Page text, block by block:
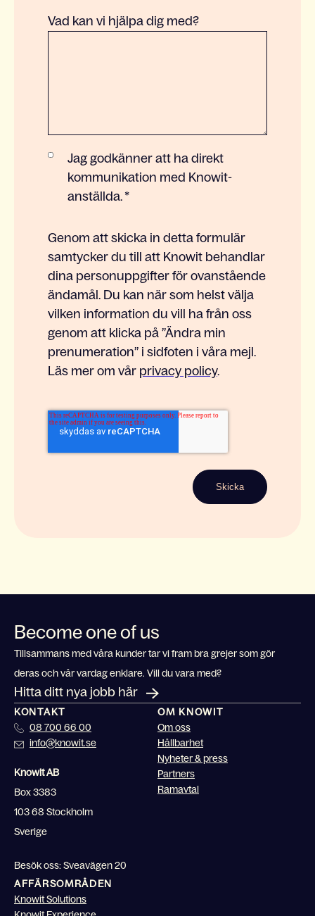
Vad kan vi hjälpa dig med?
Jag godkänner att ha direkt
kommunikation med Knowit-
anställda. *
Genom att skicka in detta formulär
samtycker du till att Knowit behandlar
dina personuppgifter för ovanstående
ändamål. Du kan när som helst välja
vilken information du vill ha från oss
genom att klicka på ”Ändra min
prenumeration” i sidfoten i våra mejl.
Läs mer om vår privacy policy.
Become one of us
Tillsammans med våra kunder tar vi fram bra grejer som gör
deras och vår vardag enklare. Vill du vara med?
Hitta ditt nya jobb här
KONTAKT
08 700 66 00
info@knowit.se
Knowit AB
Box 3383
103 68 Stockholm
Sverige
Besök oss: Sveavägen 20
OM KNOWIT
Om oss
Hållbarhet
Nyheter & press
Partners
Ramavtal
AFFÄRSOMRÅDEN
Knowit Solutions